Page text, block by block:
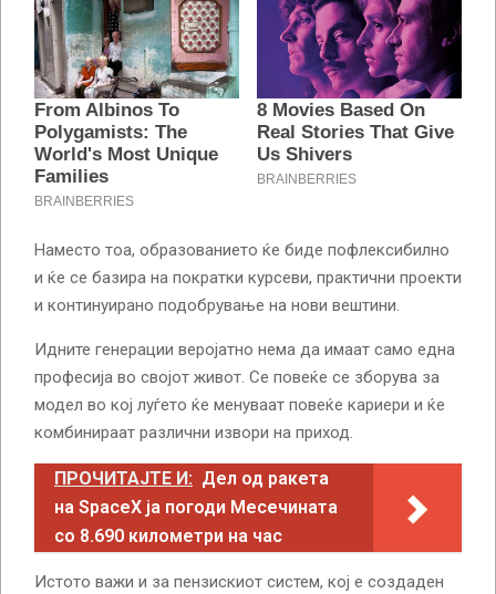
Наместо тоа, образованието ќе биде пофлексибилно
и ќе се базира на пократки курсеви, практични проекти
и континуирано подобрување на нови вештини.
Идните генерации веројатно нема да имаат само една
професија во својот живот. Се повеќе се зборува за
модел во кој луѓето ќе менуваат повеќе кариери и ќе
комбинираат различни извори на приход.
ПРОЧИТАЈТЕ И: Дел од ракета
на SpaceX ја погоди Месечината
со 8.690 километри на час
Истото важи и за пензискиот систем, кој е создаден